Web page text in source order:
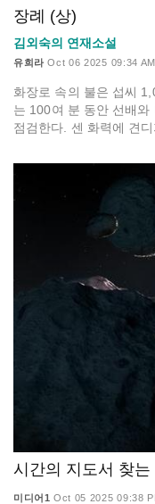
장례 (상)
김외숙의 연재소설
유희라 Oct 06 2025 09:34
화장로 속의 불은 섭씨
는 100여 분 동안 선배
점검한다. 센 화력에 견디
시간의 지도서 찾
미디어1 Oct 05 2025 09:38